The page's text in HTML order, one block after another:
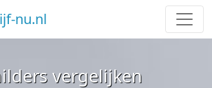
nu.nl
vergelijken